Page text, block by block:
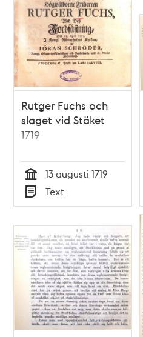
Rutger Fuchs och
slaget vid Stäket
1719
Tid
13 augusti 1719
Typ
Text